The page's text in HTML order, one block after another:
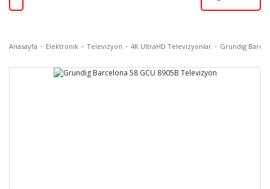
Anasayfa Elektronik Televizyon 4K UltraHD Televizyonlar Grundig